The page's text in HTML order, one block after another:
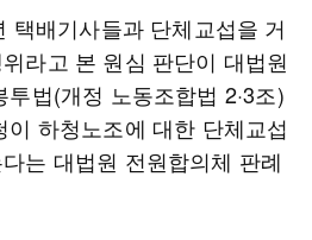
택배기사들과 단체교섭을 거
라고 본 원심 판단이 대법원
법(개정 노동조합법 2·3조)
하청노조에 대한 단체교섭
는 대법원 전원합의체 판례